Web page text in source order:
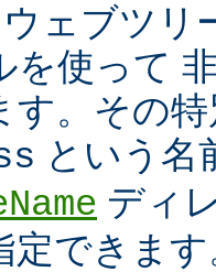
ェブツリ
を使って
す。その
という名
ディ
定できま